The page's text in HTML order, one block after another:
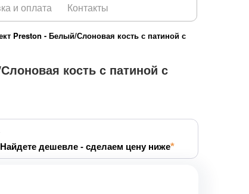
и оплата Контакты
Preston - Белый/Слоновая кость с патиной с
кость с патиной с
дешевле - сделаем цену ниже